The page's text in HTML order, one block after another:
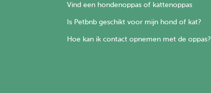
Vind een hondenoppas of kattenoppas
Is Petbnb geschikt voor mijn hond of kat?
Hoe kan ik contact opnemen met de oppas?